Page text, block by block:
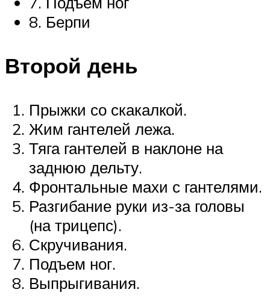
8. Берпи
Второй день
Прыжки со скакалкой.
Жим гантелей лежа.
Тяга гантелей в наклоне на
заднюю дельту.
Фронтальные махи с гантелями.
Разгибание руки из-за головы
(на трицепс).
Скручивания.
Подъем ног.
Выпрыгивания.